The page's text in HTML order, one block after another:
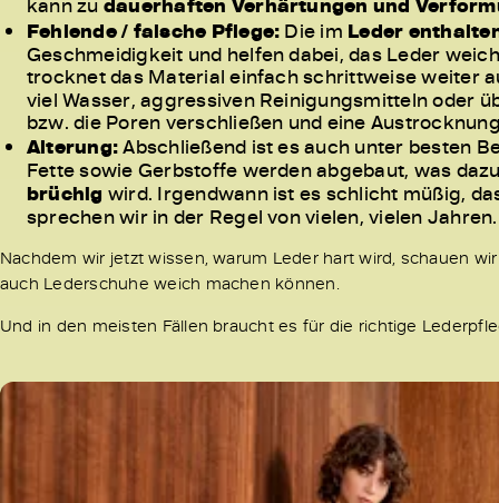
Fehlende / falsche Pflege: Die im Leder
Geschmeidigkeit und helfen dabei, das Leder
trocknet das Material einfach schrittweise weiter
viel Wasser, aggressiven Reinigungsmitteln oder
bzw. die Poren verschließen und eine
Alterung:Abschließend ist es auch unter besten
Fette sowie Gerbstoffe werden abgebaut, was
brüchig wird. Irgendwann ist es schlicht müßig,
sprechen wir in der Regel von vielen, vielen Jahren.
Nachdem wir jetzt wissen, warum Leder hart wird, schauen
auch Lederschuhe weich machen können.
Und in den meisten Fällen braucht es für die richtige